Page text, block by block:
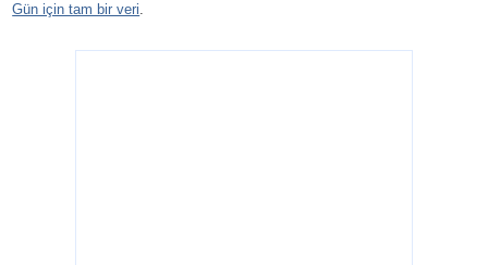
Gün için tam bir veri.